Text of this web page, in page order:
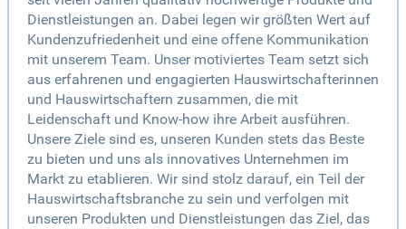
Dienstleistungen an. Dabei legen wir größten Wert auf
Kundenzufriedenheit und eine offene Kommunikation
mit unserem Team. Unser motiviertes Team setzt sich
aus erfahrenen und engagierten Hauswirtschafterinnen
und Hauswirtschaftern zusammen, die mit
Leidenschaft und Know-how ihre Arbeit ausführen.
Unsere Ziele sind es, unseren Kunden stets das Beste
zu bieten und uns als innovatives Unternehmen im
Markt zu etablieren. Wir sind stolz darauf, ein Teil der
Hauswirtschaftsbranche zu sein und verfolgen mit
unseren Produkten und Dienstleistungen das Ziel, das